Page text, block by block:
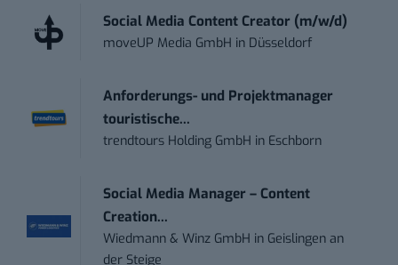
Social Media Content Creator (m/w/d)
moveUP Media GmbH in Düsseldorf
Anforderungs- und Projektmanager
touristische...
trendtours Holding GmbH in Eschborn
Social Media Manager – Content
Creation...
Wiedmann & Winz GmbH in Geislingen an
der Steige